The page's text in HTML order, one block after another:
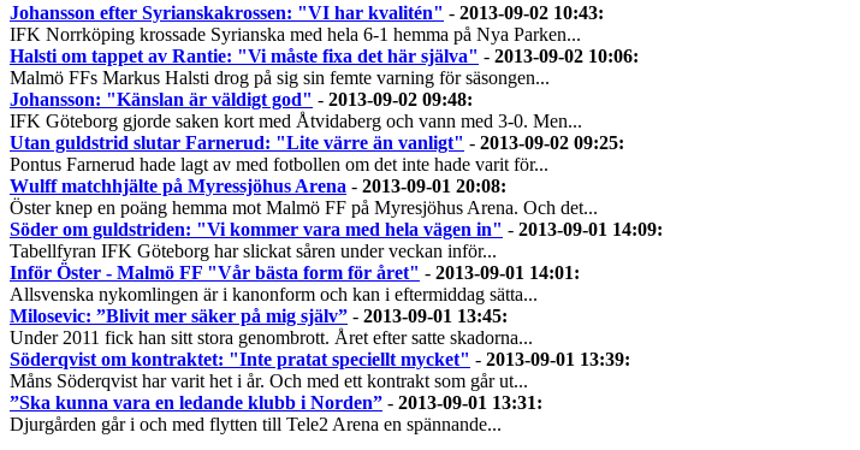
Johansson efter Syrianskakrossen: "VI har kvalitén" - 2013-09-02 10:43:
IFK Norrköping krossade Syrianska med hela 6-1 hemma på Nya Parken...
Halsti om tappet av Rantie: "Vi måste fixa det här själva" - 2013-09-02 10:06:
Malmö FFs Markus Halsti drog på sig sin femte varning för säsongen...
Johansson: "Känslan är väldigt god" - 2013-09-02 09:48:
IFK Göteborg gjorde saken kort med Åtvidaberg och vann med 3-0. Men...
Utan guldstrid slutar Farnerud: "Lite värre än vanligt" - 2013-09-02 09:25:
Pontus Farnerud hade lagt av med fotbollen om det inte hade varit för...
Wulff matchhjälte på Myressjöhus Arena - 2013-09-01 20:08:
Öster knep en poäng hemma mot Malmö FF på Myresjöhus Arena. Och det...
Söder om guldstriden: "Vi kommer vara med hela vägen in" - 2013-09-01 14:09:
Tabellfyran IFK Göteborg har slickat såren under veckan inför...
Inför Öster - Malmö FF "Vår bästa form för året" - 2013-09-01 14:01:
Allsvenska nykomlingen är i kanonform och kan i eftermiddag sätta...
Milosevic: ”Blivit mer säker på mig själv” - 2013-09-01 13:45:
Under 2011 fick han sitt stora genombrott. Året efter satte skadorna...
Söderqvist om kontraktet: "Inte pratat speciellt mycket" - 2013-09-01 13:39:
Måns Söderqvist har varit het i år. Och med ett kontrakt som går ut...
”Ska kunna vara en ledande klubb i Norden” - 2013-09-01 13:31:
Djurgården går i och med flytten till Tele2 Arena en spännande...